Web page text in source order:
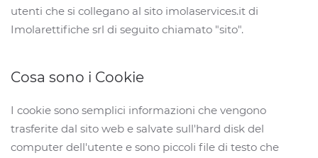
utenti che si collegano al sito imolaservices.it di
Imolarettifiche srl di seguito chiamato "sito".
Cosa sono i Cookie
I cookie sono semplici informazioni che vengono
trasferite dal sito web e salvate sull'hard disk del
computer dell'utente e sono piccoli file di testo che